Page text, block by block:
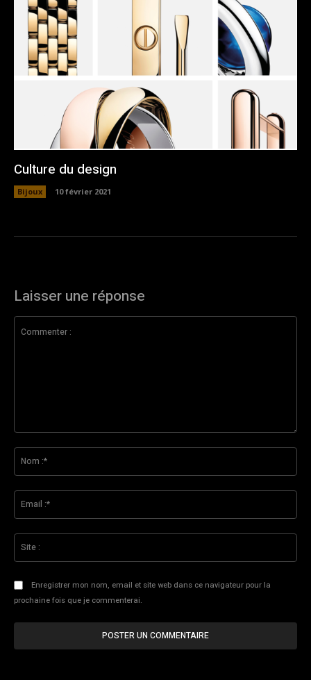
Culture du design
Bijoux 10 février 2021
Laisser une réponse
Enregistrer mon nom, email et site web dans ce navigateur pour la
prochaine fois que je commenterai.